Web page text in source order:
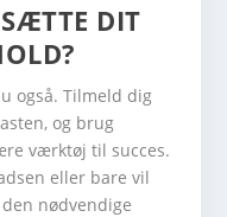
DIT
også. Tilmeld dig
og brug
værktøj til succes.
eller bare vil
nødvendige